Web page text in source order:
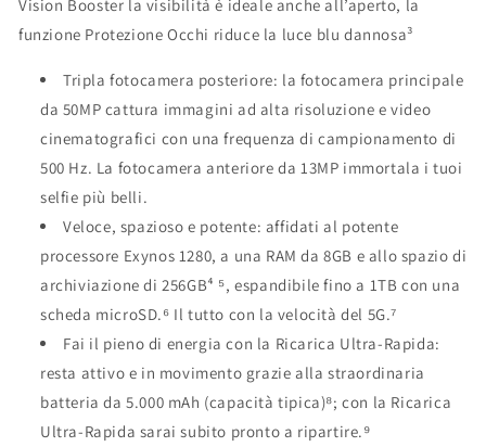
Vision Booster la visibilità è ideale anche all’aperto, la
funzione Protezione Occhi riduce la luce blu dannosa³
Tripla fotocamera posteriore: la fotocamera principale
da 50MP cattura immagini ad alta risoluzione e video
cinematografici con una frequenza di campionamento di
500 Hz. La fotocamera anteriore da 13MP immortala i tuoi
selfie più belli.
Veloce, spazioso e potente: affidati al potente
processore Exynos 1280, a una RAM da 8GB e allo spazio di
archiviazione di 256GB⁴ ⁵, espandibile fino a 1TB con una
scheda microSD.⁶ Il tutto con la velocità del 5G.⁷
Fai il pieno di energia con la Ricarica Ultra-Rapida:
resta attivo e in movimento grazie alla straordinaria
batteria da 5.000 mAh (capacità tipica)⁸; con la Ricarica
Ultra-Rapida sarai subito pronto a ripartire.⁹